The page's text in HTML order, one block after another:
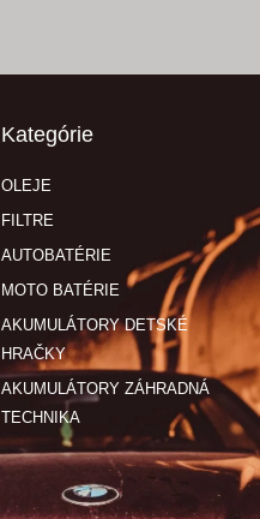
Kategórie
OLEJE
FILTRE
AUTOBATÉRIE
MOTO BATÉRIE
AKUMULÁTORY DETSKÉ
HRAČKY
AKUMULÁTORY ZÁHRADNÁ
TECHNIKA